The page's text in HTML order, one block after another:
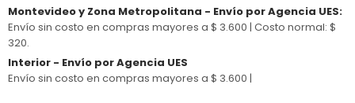
Montevideo y Zona Metropolitana - Envío por Agencia UES:
Envío sin costo en compras mayores a $ 3.600 | Costo normal: $
320.
Interior - Envío por Agencia UES
Envío sin costo en compras mayores a $ 3.600 |